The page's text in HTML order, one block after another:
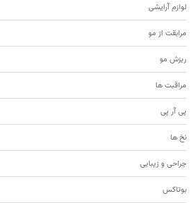
لوازم آرایشی
مرابقت از مو
ریزش مو
مراقبت ها
پی آر پی
نخ ها
جراحی و زیبایی
بوتاکس